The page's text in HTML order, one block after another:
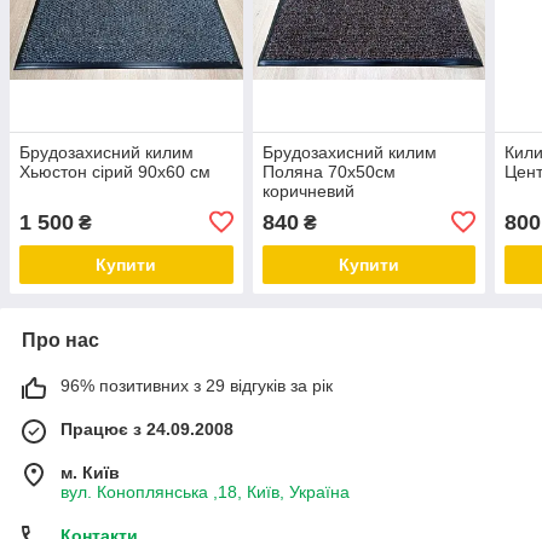
Брудозахисний килим
Хьюстон сірий 90х60 см
1 500 ₴
Купити
Брудозахисний килим
Поляна 70х50см
коричневий
840₴
Купити
800
Про нас
96% позитивних з 29 відгуків за рік
Працює з 24.09.2008
м. Київ
вул. Коноплянська ,18, Київ, Україна